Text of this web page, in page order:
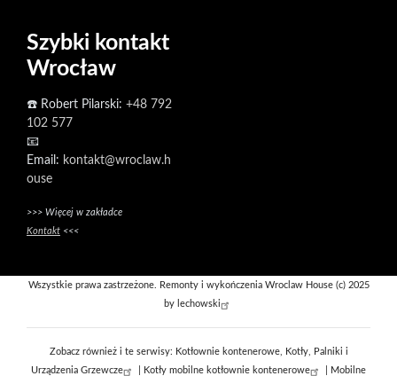
Szybki kontakt
Wrocław
☎️ Robert Pilarski: +48 792
102 577
📧
Email: kontakt@wroclaw.h
ouse
>>> Więcej w zakładce
Kontakt <<<
Wszystkie prawa zastrzeżone. Remonty i wykończenia Wroclaw House (c) 2025
by lechowski
Zobacz również i te serwisy: Kotłownie kontenerowe, Kotły, Palniki i
Urządzenia Grzewcze
Kotły mobilne kotłownie kontenerowe Mobilne